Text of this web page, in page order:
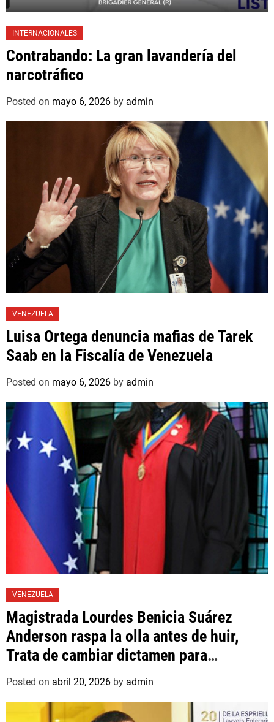
INTERNACIONALES
Contrabando: La gran lavandería del
narcotráfico
Posted on mayo 6, 2026 by admin
VENEZUELA
Luisa Ortega denuncia mafias de Tarek
Saab en la Fiscalía de Venezuela
Posted on mayo 6, 2026 by admin
VENEZUELA
Magistrada Lourdes Benicia Suárez
Anderson raspa la olla antes de huir,
Trata de cambiar dictamen para
favorecer a mafioso que René Díaz
Toledo, expropietario de «Superautos
Las Mercedes»
Posted on abril 20, 2026 by admin